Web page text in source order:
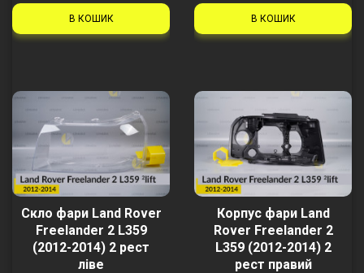
В КОШИК В КОШИК
Скло фари Land Rover
Freelander 2 L359
(2012-2014) 2 рест
ліве
Корпус фари Land
Rover Freelander 2
L359 (2012-2014) 2
рест правий